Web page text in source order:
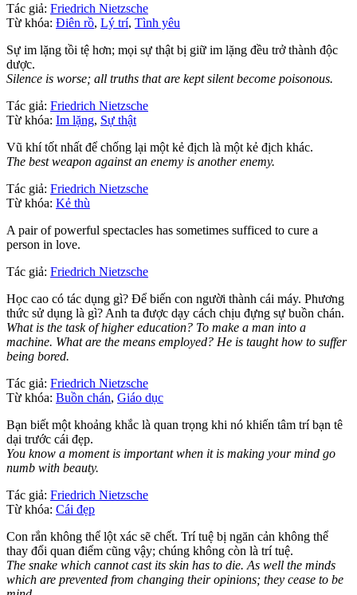
Tác giả: Friedrich Nietzsche
Từ khóa: Điên rồ, Lý trí, Tình yêu
Sự im lặng tồi tệ hơn; mọi sự thật bị giữ im lặng đều trở thành độc
dược.
Silence is worse; all truths that are kept silent become poisonous.
Tác giả: Friedrich Nietzsche
Từ khóa: Im lặng, Sự thật
Vũ khí tốt nhất để chống lại một kẻ địch là một kẻ địch khác.
The best weapon against an enemy is another enemy.
Tác giả: Friedrich Nietzsche
Từ khóa: Kẻ thù
A pair of powerful spectacles has sometimes sufficed to cure a
person in love.
Tác giả: Friedrich Nietzsche
Học cao có tác dụng gì? Để biến con người thành cái máy. Phương
thức sử dụng là gì? Anh ta được dạy cách chịu đựng sự buồn chán.
What is the task of higher education? To make a man into a
machine. What are the means employed? He is taught how to suffer
being bored.
Tác giả: Friedrich Nietzsche
Từ khóa: Buồn chán, Giáo dục
Bạn biết một khoảng khắc là quan trọng khi nó khiến tâm trí bạn tê
dại trước cái đẹp.
You know a moment is important when it is making your mind go
numb with beauty.
Tác giả: Friedrich Nietzsche
Từ khóa: Cái đẹp
Con rắn không thể lột xác sẽ chết. Trí tuệ bị ngăn cản không thể
thay đổi quan điểm cũng vậy; chúng không còn là trí tuệ.
The snake which cannot cast its skin has to die. As well the minds
which are prevented from changing their opinions; they cease to be